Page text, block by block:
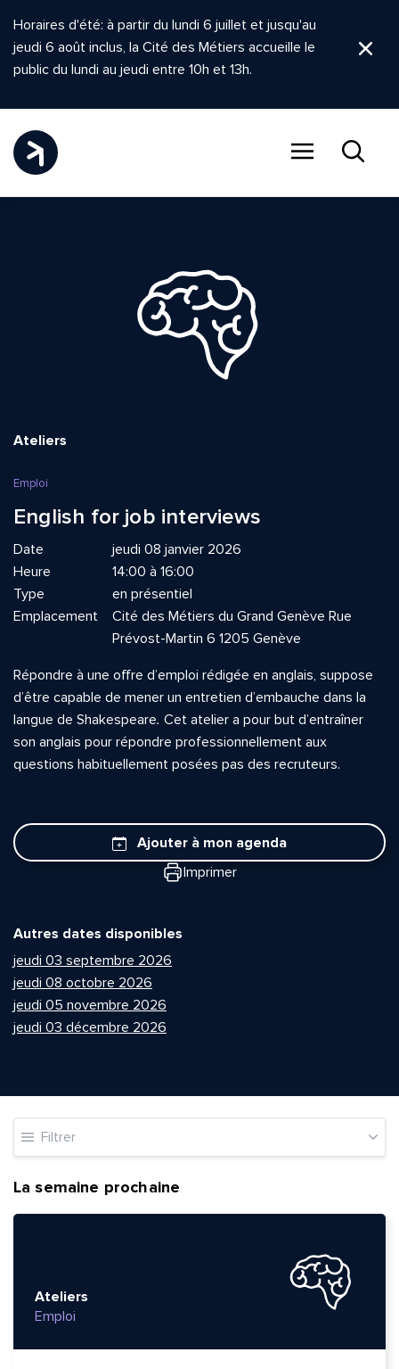
Horaires d'été: à partir du lundi 6 juillet et jusqu'au
jeudi 6 août inclus, la Cité des Métiers accueille le
public du lundi au jeudi entre 10h et 13h.
Ateliers
Emploi
English for job interviews
Date
jeudi 08 janvier 2026
Heure
14:00 à 16:00
Type
en présentiel
Emplacement
Cité des Métiers du Grand Genève Rue
Prévost-Martin 6 1205 Genève
Répondre à une offre d’emploi rédigée en anglais, suppose
d’être capable de mener un entretien d’embauche dans la
langue de Shakespeare. Cet atelier a pour but d’entraîner
son anglais pour répondre professionnellement aux
questions habituellement posées pas des recruteurs.
Ajouter à mon agenda
Imprimer
Autres dates disponibles
jeudi 03 septembre 2026
jeudi 08 octobre 2026
jeudi 05 novembre 2026
jeudi 03 décembre 2026
Filtrer
La semaine prochaine
Ateliers
Emploi